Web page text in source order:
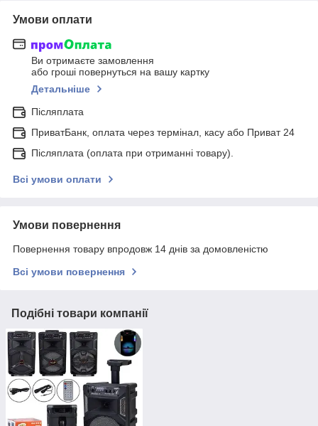
Умови оплати
Ви отримаєте замовлення
або гроші повернуться на вашу картку
Детальніше
Післяплата
ПриватБанк, оплата через термінал, касу або Приват 24
Післяплата (оплата при отриманні товару).
Всі умови оплати
Умови повернення
Повернення товару впродовж 14 днів за домовленістю
Всі умови повернення
Подібні товари компанії